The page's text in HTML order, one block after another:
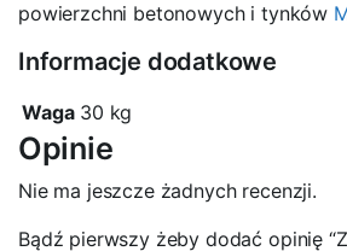
powierzchni betonowych i tynków
Informacje dodatkowe
Waga 30 kg
Opinie
Nie ma jeszcze żadnych recenzji.
Bądź pierwszy żeby dodać opinię